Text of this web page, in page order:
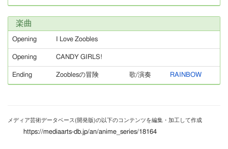
楽曲
Opening I Love Zoobles
Opening CANDY GIRLS!
Ending Zooblesの冒険 歌/演奏 RAINBOW
メディア芸術データベース(開発版)の以下のコンテンツを編集・加工して作成
https://mediaarts-db.jp/an/anime_series/18164